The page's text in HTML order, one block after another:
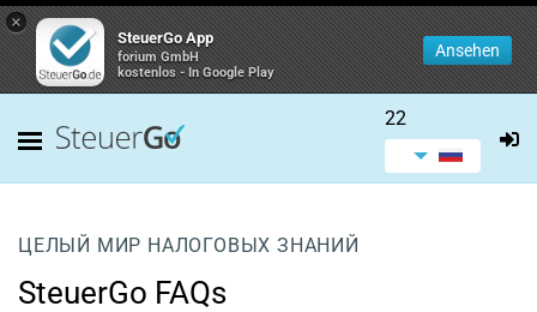
×
SteuerGo App
forium GmbH
kostenlos - In Google Play
Ansehen
22
ЦЕЛЫЙ МИР НАЛОГОВЫХ ЗНАНИЙ
SteuerGo FAQs